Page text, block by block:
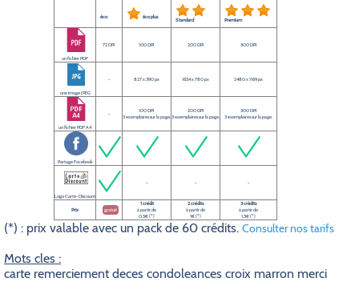
éco éco plus Standard Premium
un fichier PDF
72 DPI 100 DPI 200 DPI 300 DPI
une image JPEG
- 827 x 390 px 1654 x 780 px 2480 x 1169 px
un fichier PDF A4
-
100 DPI
3 exemplaires sur la page.
200 DPI
3 exemplaires sur la page.
300 DPI
3 exemplaires sur la page.
Partage Facebook
Logo Carte-Discount
- - -
Prix gratuit
1 crédit
à partir de
0,5€ (*)
2 crédits
à partir de
1€ (*)
3 crédits
à partir de
1,5€ (*)
(*) : prix valable avec un pack de 60 crédits. Consulter nos tarifs
Mots cles :
carte remerciement deces condoleances croix marron merci